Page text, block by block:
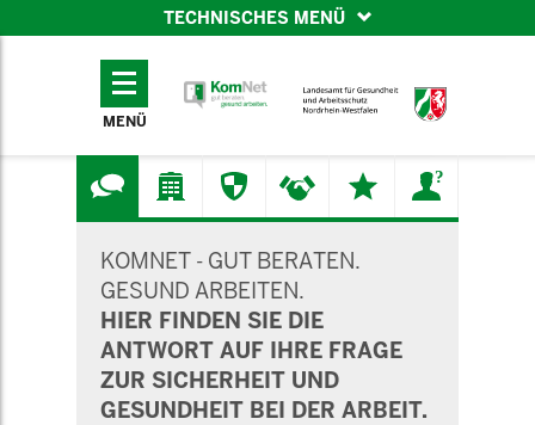
TECHNISCHES MENÜ
TECHNISCHES
MENÜ
KOMNET - GUT BERATEN.
GESUND ARBEITEN.
HIER FINDEN SIE DIE
ANTWORT AUF IHRE FRAGE
ZUR SICHERHEIT UND
GESUNDHEIT BEI DER ARBEIT.